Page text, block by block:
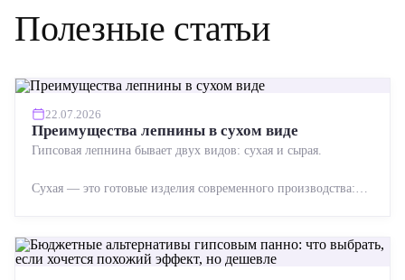
Полезные статьи
22.07.2026
Преимущества лепнины в сухом виде
Гипсовая лепнина бывает двух видов: сухая и сырая.
Сухая — это готовые изделия современного производства: